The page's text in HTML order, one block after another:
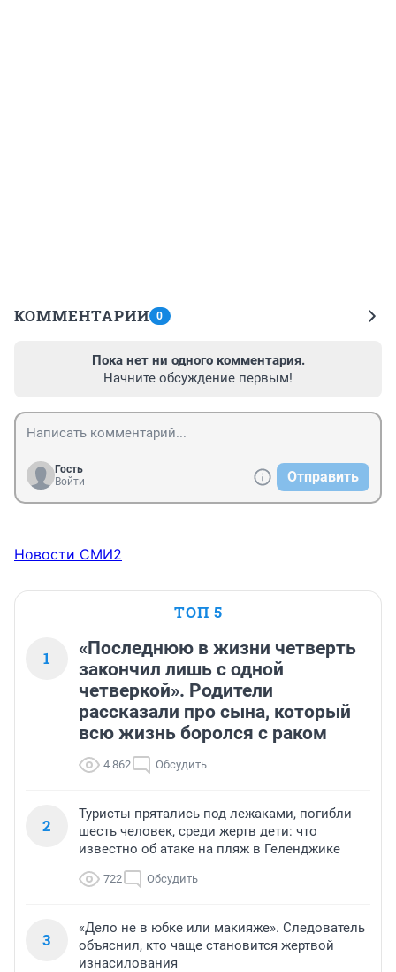
КОММЕНТАРИИ 0
Пока нет ни одного комментария.
Начните обсуждение первым!
Гость
Войти
Отправить
Новости СМИ2
ТОП 5
1
«Последнюю в жизни четверть
закончил лишь с одной
четверкой». Родители
рассказали про сына, который
всю жизнь боролся с раком
4 862 Обсудить
2
Туристы прятались под лежаками, погибли
шесть человек, среди жертв дети: что
известно об атаке на пляж в Геленджике
722 Обсудить
3
«Дело не в юбке или макияже». Следователь
объяснил, кто чаще становится жертвой
изнасилования